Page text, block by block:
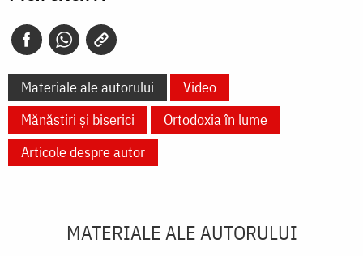
Materiale ale autorului
Video
Mănăstiri și biserici
Ortodoxia în lume
Articole despre autor
MATERIALE ALE AUTORULUI